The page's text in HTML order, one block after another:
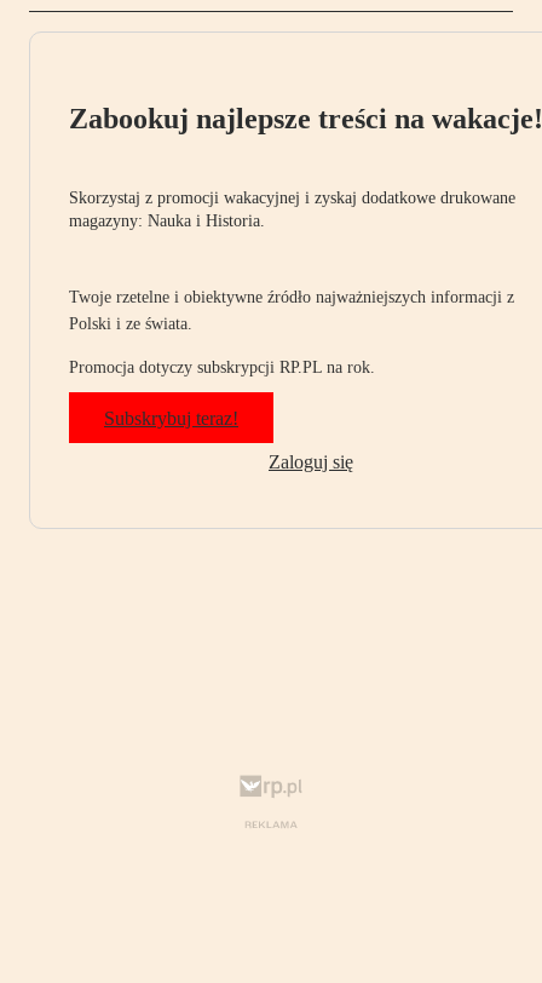
Zabookuj najlepsze treści na wakacje!
Skorzystaj z promocji wakacyjnej i zyskaj dodatkowe drukowane
magazyny: Nauka i Historia.
Twoje rzetelne i obiektywne źródło najważniejszych informacji z
Polski i ze świata.
Promocja dotyczy subskrypcji RP.PL na rok.
Subskrybuj teraz!
Zaloguj się